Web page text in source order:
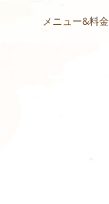
メニュー&料金